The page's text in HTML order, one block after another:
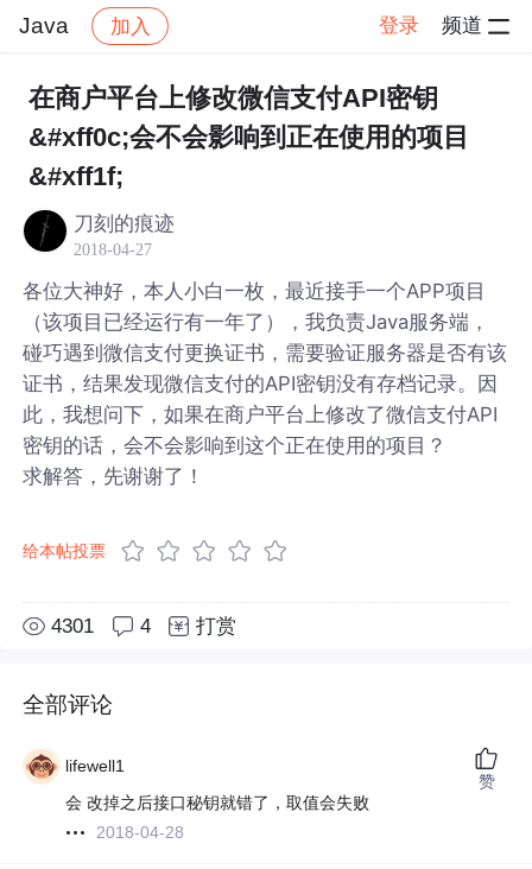
Java 加入 登录 频道
社区 Java 帖子详情
在商户平台上修改微信支付API密钥
&#xff0c;会不会影响到正在使用的项目
&#xff1f;
刀刻的痕迹
2018-04-27
各位大神好，本人小白一枚，最近接手一个APP项目
（该项目已经运行有一年了），我负责Java服务端，
碰巧遇到微信支付更换证书，需要验证服务器是否有该
证书，结果发现微信支付的API密钥没有存档记录。因
此，我想问下，如果在商户平台上修改了微信支付API
密钥的话，会不会影响到这个正在使用的项目？
求解答，先谢谢了！
给本帖投票
4301 4 打赏
全部评论
lifewell1
会 改掉之后接口秘钥就错了，取值会失败
2018-04-28
赞